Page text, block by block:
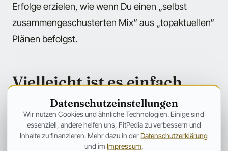
Erfolge erzielen, wie wenn Du einen „selbst
zusammengeschusterten Mix“ aus „topaktuellen“
Plänen befolgst.
Vielleicht ist es einfach
nicht Dein Ding
Du hattest den besten Plan, das coolste Gym und
sogar die perfekten Trainingsklamotten. Aber
Datenschutzeinstellungen
Wir nutzen Cookies und ähnliche Technologien. Einige sind
essenziell, andere helfen uns, FitPedia zu verbessern und
Inhalte zu finanzieren. Mehr dazu in der Datenschutzerklärung
und im Impressum.